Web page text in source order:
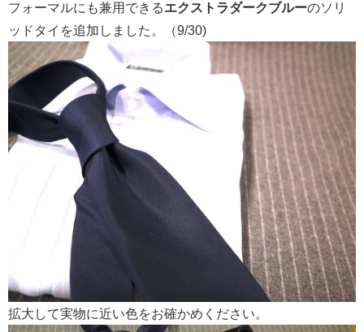
フォーマルにも兼用できるエクストラダークブルーのソリ
ッドタイを追加しました。（9/30)
拡大して実物に近い色をお確かめください。